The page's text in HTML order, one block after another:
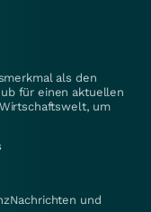
als den
für einen aktuellen
um
und